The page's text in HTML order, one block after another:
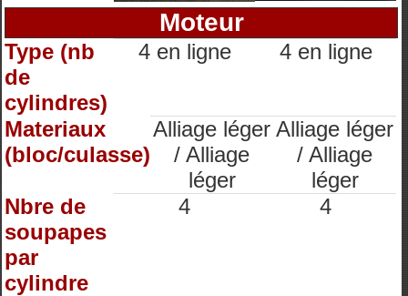
Moteur
Type (nb
de
cylindres)
4 en ligne 4 en ligne
Materiaux
(bloc/culasse)
Alliage léger
/ Alliage
léger
Alliage léger
/ Alliage
léger
Nbre de
soupapes
par
cylindre
4 4